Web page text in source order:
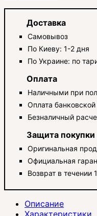
Доставка
Самовывоз
По Киеву: 1-2 дня
По Украине: по
Оплата
Наличными при
Оплата банковской
Безналичный
Защита покупки
Оригинальная
Официальная
Возврат в течении
Описание
Характеристики